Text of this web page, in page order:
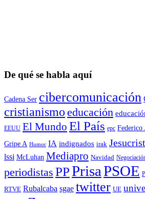
De qué se habla aquí
Cadena Ser cibercomunicación
cristianismo educación
EEUU El Mundo El País epc Federico
Gripe A Humor IA indignados irak
lssi McLuhan Mediapro Navidad
periodistas PPPrisaPSOE
RTVE Rubalcaba sgae twitter UE